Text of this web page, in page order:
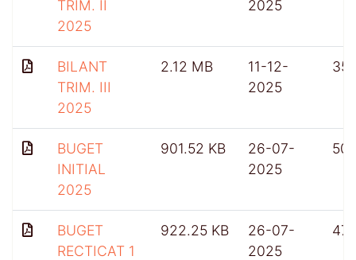
TRIM. II
2025
2025
BILANT
TRIM. III
2025
2.12 MB
11-12-
2025
BUGET
INITIAL
2025
901.52 KB
26-07-
2025
505
BUGET
RECTICAT 1
922.25 KB
26-07-
2025